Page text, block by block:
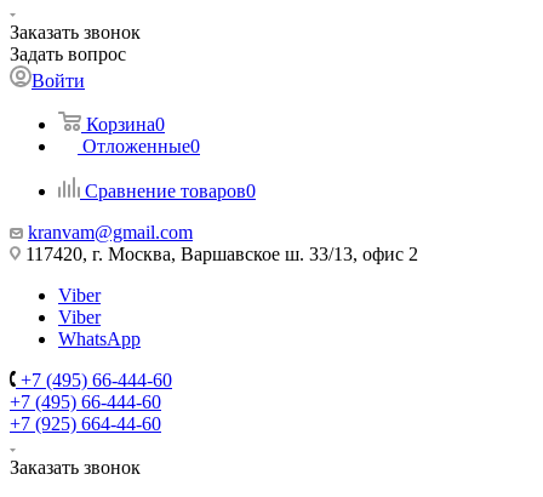
Заказать звонок
Задать вопрос
Войти
Корзина0
Отложенные0
Сравнение товаров0
kranvam@gmail.com
117420, г. Москва, Варшавское ш. 33/13, офис 2
Viber
Viber
WhatsApp
+7 (495) 66-444-60
+7 (495) 66-444-60
+7 (925) 664-44-60
Заказать звонок